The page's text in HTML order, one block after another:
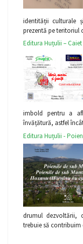
identității culturale
prezentă pe teritoriul
Editura Huțulii –
imbold pentru a
învățătură, astfel
Editura Huțulii -
drumul dezvoltării,
trebuie să contribuim